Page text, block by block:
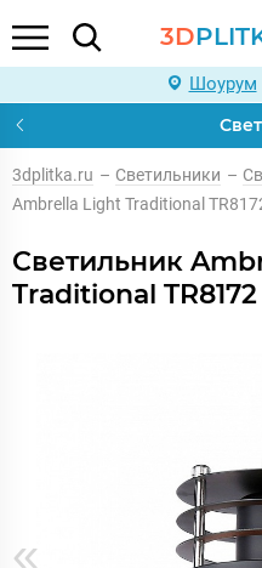
3D
Шоурум
3dplitka.ru – Светильники –
Ambrella Light Traditional
Светильник
Traditional TR8172
«